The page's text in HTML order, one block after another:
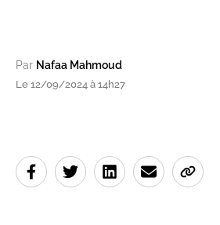
Par Nafaa Mahmoud
Le 12/09/2024 à 14h27